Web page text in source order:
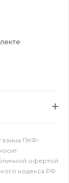
ПКФ-
офертой
кодекса РФ.